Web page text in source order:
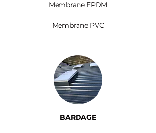
Membrane EPDM
Membrane PVC
BARDAGE​